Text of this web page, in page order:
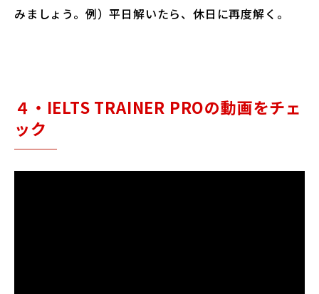
みましょう。例）平日解いたら、休日に再度解く。
４・IELTS TRAINER PROの動画をチェ
ック